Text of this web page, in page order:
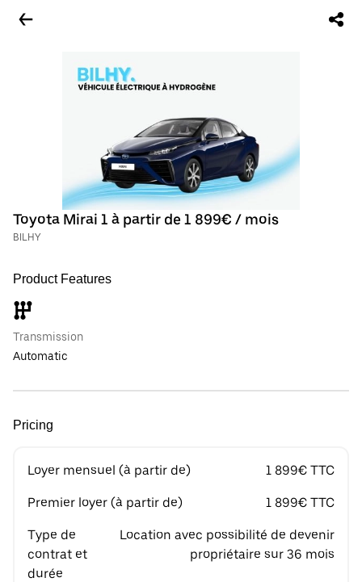
Toyota Mirai 1 à partir de 1 899€ / mois
BILHY
Product Features
Transmission
Automatic
Pricing
Loyer mensuel (à partir de) 1 899€ TTC
Premier loyer (à partir de) 1 899€ TTC
Type de
contrat et
durée
Location avec possibilité de devenir
propriétaire sur 36 mois